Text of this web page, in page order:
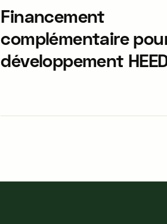
Financement
complémentaire
développement